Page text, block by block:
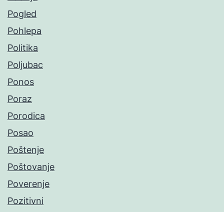
Pogled
Pohlepa
Politika
Poljubac
Ponos
Poraz
Porodica
Posao
Poštenje
Poštovanje
Poverenje
Pozitivni